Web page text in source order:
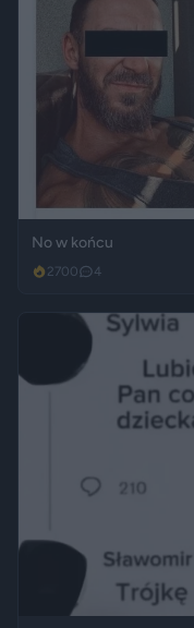
No w końcu
2700 4